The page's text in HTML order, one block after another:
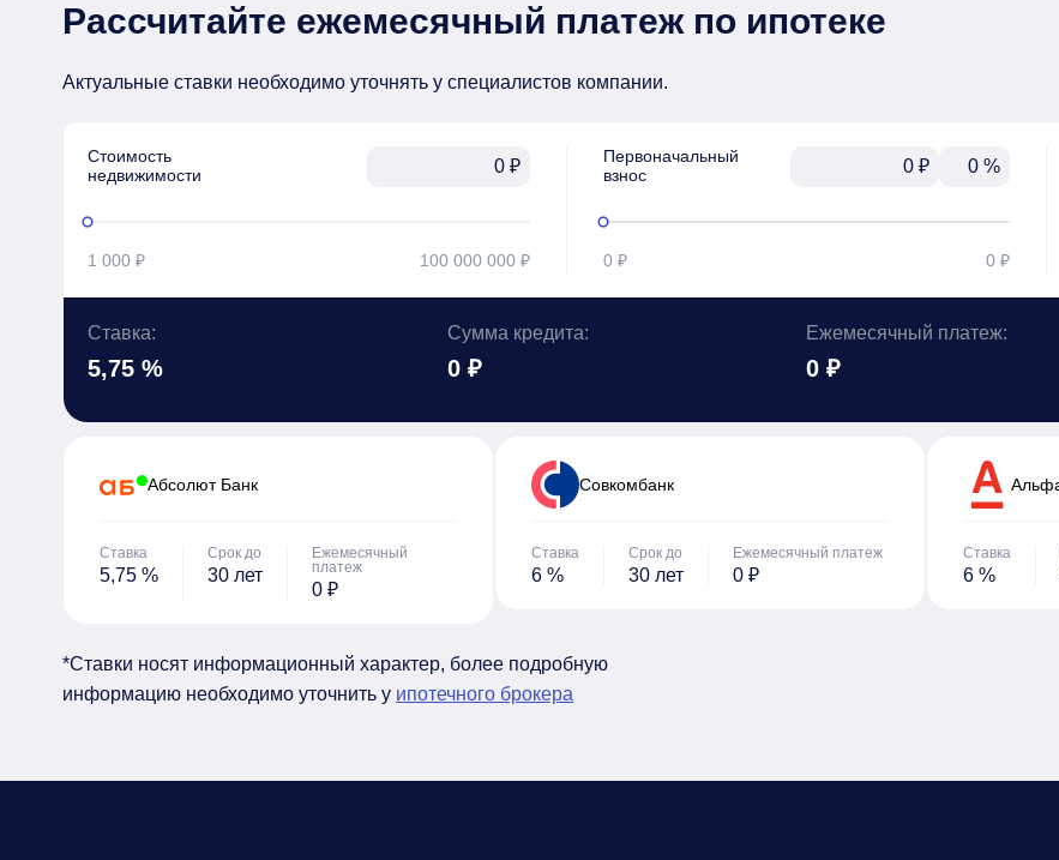
Рассчитайте ежемесячный платеж по ипотеке
Актуальные ставки необходимо уточнять у специалистов компании.
Стоимость
недвижимости
₽
1 000 ₽ 100 000 000 ₽
Первоначальный
взнос
₽ %
0 ₽ 0 ₽
Ставка:
5,75 %
Сумма кредита:
0 ₽
Ежемесячный платеж:
0 ₽
Абсолют Банк
Ставка
5,75 %
Срок до
30 лет
Ежемесячный
платеж
0 ₽
Cовкомбанк
Ставка
6 %
Срок до
30 лет
Ежемесячный платеж
0 ₽
Ставка
6 %
*Ставки носят информационный характер, более подробную
информацию необходимо уточнить у ипотечного брокера